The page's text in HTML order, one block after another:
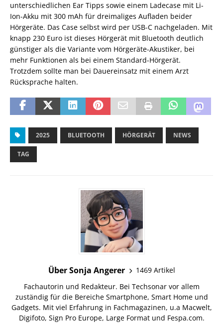
unterschiedlichen Ear Tipps sowie einem Ladecase mit Li-
Ion-Akku mit 300 mAh für dreimaliges Aufladen beider
Hörgeräte. Das Case selbst wird per USB-C nachgeladen. Mit
knapp 230 Euro ist dieses Hörgerät mit Bluetooth deutlich
günstiger als die Variante vom Hörgeräte-Akustiker, bei
mehr Funktionen als bei einem Standard-Hörgerät.
Trotzdem sollte man bei Dauereinsatz mit einem Arzt
Rücksprache halten.
2025 BLUETOOTH HÖRGERÄT NEWS
TAG
Über Sonja Angerer
1469 Artikel
Fachautorin und Redakteur. Bei Techsonar vor allem
zuständig für die Bereiche Smartphone, Smart Home und
Gadgets. Mit viel Erfahrung in Fachmagazinen, u.a Macwelt,
Digifoto, Sign Pro Europe, Large Format und Fespa.com.